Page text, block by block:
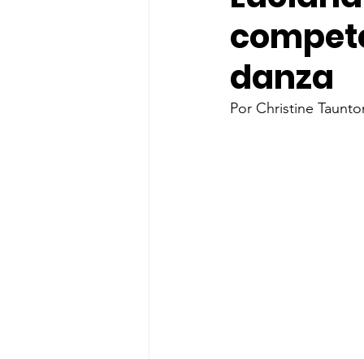
Upper Elementary
danza
Por Christine